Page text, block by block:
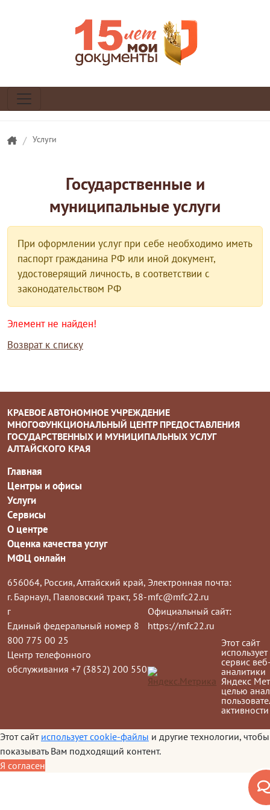
/ Услуги
Государственные и
муниципальные услуги
При оформлении услуг при себе необходимо иметь
паспорт гражданина РФ или иной документ,
удостоверящий личность, в соответствии с
законодательством РФ
Элемент не найден!
Возврат к списку
КРАЕВОЕ АВТОНОМНОЕ УЧРЕЖДЕНИЕ
МНОГОФУНКЦИОНАЛЬНЫЙ ЦЕНТР ПРЕДОСТАВЛЕНИЯ
ГОСУДАРСТВЕННЫХ И МУНИЦИПАЛЬНЫХ УСЛУГ
АЛТАЙСКОГО КРАЯ
Главная
Центры и офисы
Услуги
Сервисы
О центре
Оценка качества услуг
МФЦ онлайн
656064, Россия, Алтайский край,
г. Барнаул, Павловский тракт, 58-
г
Единый федеральный номер 8
800 775 00 25
Центр телефонного
обслуживания +7 (3852) 200 550
Электронная почта:
mfc@mfc22.ru
Официальный сайт:
https://mfc22.ru
Этот сайт
использует
сервис
аналитики
Яндекс
целью
активности
Этот сайт использует cookie-файлы и другие технологии, чтобы
показывать Вам подходящий контент.
Я согласен